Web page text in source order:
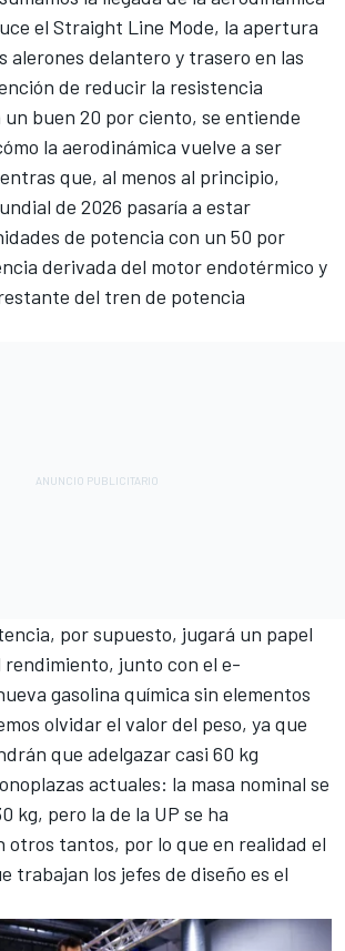
el Straight Line Mode, la apertura
alerones delantero y trasero en las
de reducir la resistencia
buen 20 por ciento, se entiende
la aerodinámica vuelve a ser
que, al menos al principio,
de 2026 pasaría a estar
de potencia con un 50 por
derivada del motor endotérmico y
del tren de potencia
por supuesto, jugará un papel
junto con el e-
gasolina química sin elementos
olvidar el valor del peso, ya que
que adelgazar casi 60 kg
actuales: la masa nominal se
kg, pero la de la UP se ha
otros tantos, por lo que en realidad el
trabajan los jefes de diseño es el